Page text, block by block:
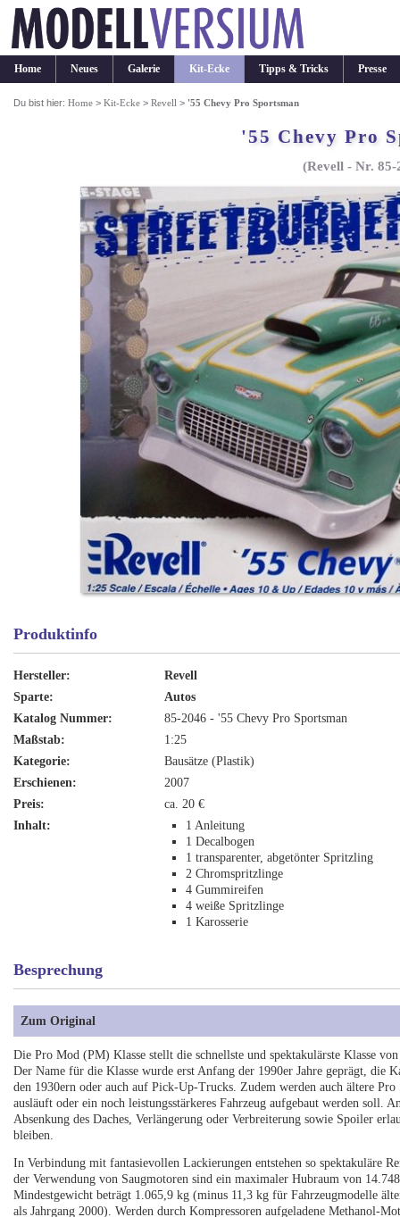
Home Neues Galerie Kit-Ecke Tipps & Tricks Presse
Du bist hier:Home >Kit-Ecke >Revell > '55 Chevy Pro Sportsman
'55 Chevy Pro
(Revell - Nr. 85-
Produktinfo
Hersteller:
Revell
Sparte:
Autos
Katalog Nummer:
85-2046 - '55 Chevy Pro Sportsman
Maßstab:
1:25
Kategorie:
Bausätze (Plastik)
Erschienen:
2007
Preis:
ca. 20 €
Inhalt:
1 Anleitung
1 Decalbogen
1 transparenter, abgetönter Spritzling
2 Chromspritzlinge
4 Gummireifen
4 weiße Spritzlinge
1 Karosserie
Besprechung
Zum Original
Die Pro Mod (PM) Klasse stellt die schnellste und spektakulärste Klasse
Der Name für die Klasse wurde erst Anfang der 1990er Jahre geprägt, die
den 1930ern oder auch auf Pick-Up-Trucks. Zudem werden auch ältere
ausläuft oder ein noch leistungsstärkeres Fahrzeug aufgebaut werden soll.
Absenkung des Daches, Verlängerung oder Verbreiterung sowie Spoiler
bleiben.
In Verbindung mit fantasievollen Lackierungen entstehen so spektakuläre
der Verwendung von Saugmotoren sind ein maximaler Hubraum von
Mindestgewicht beträgt 1.065,9 kg (minus 11,3 kg für Fahrzeugmodelle
als Jahrgang 2000). Werden durch Kompressoren aufgeladene Methanol-